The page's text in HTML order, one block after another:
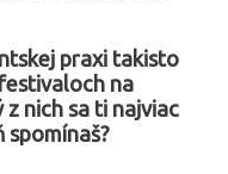
praxi takisto
na
z nich sa ti najviac
spomínaš?